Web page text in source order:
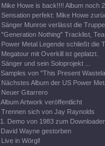
Mike Howe is back!!!! Album noch
Sensation perfekt: Mike Howe
Sänger Munroe verlässt die Truppe
"Generation Nothing" Tracklist,
Power Metal Legende schließt die
Megatour mit Overkill ist geplatzt.
Sänger und sein Soloprojekt ...
Samples von "This Present
Nächstes Album der US Power
Neuer Gitarrero
Album Artwork veröffentlicht
Trennen sich von Jay Raynolds
1. Demo von 1983 zum
David Wayne gestorben
Live in Wörgl!